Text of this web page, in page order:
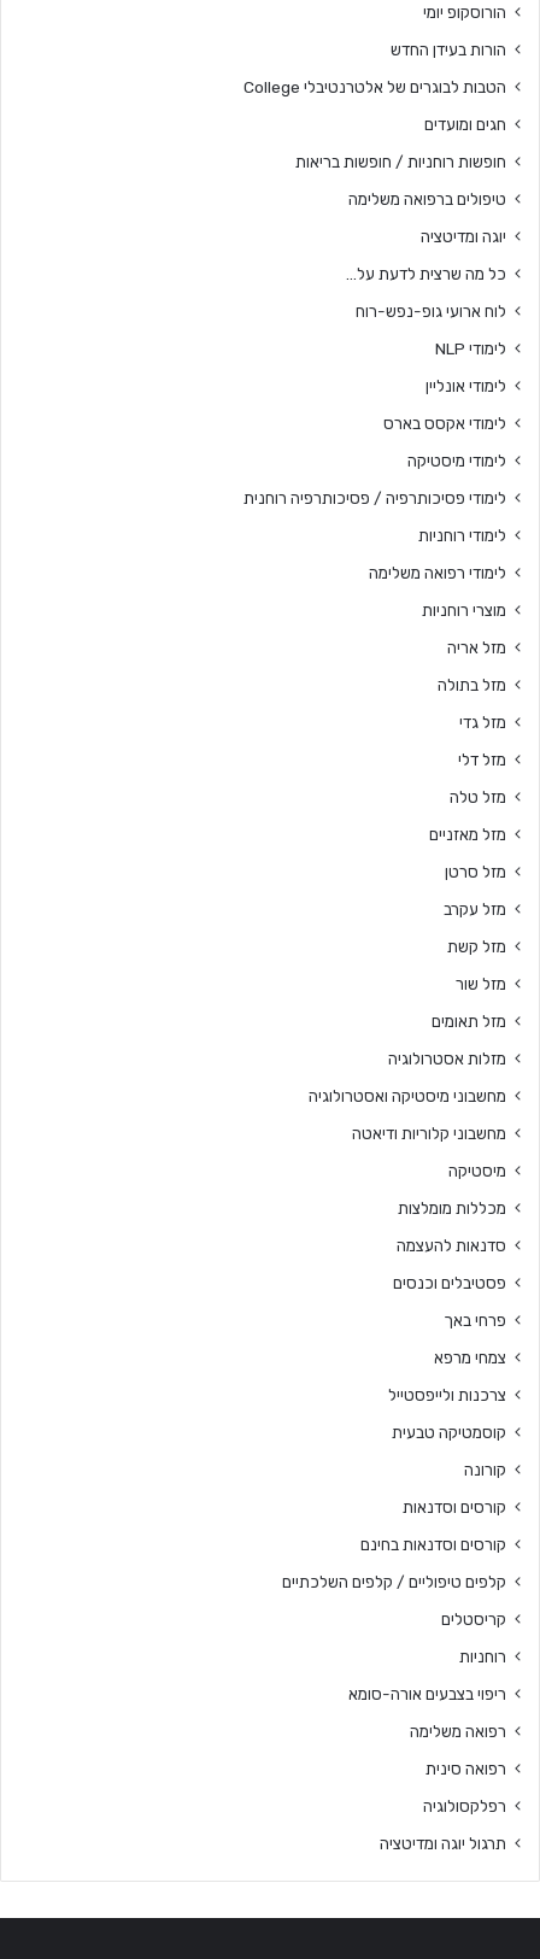
הורוסקופ יומי
הורות בעידן החדש
הטבות לבוגרים של אלטרנטיבלי College
חגים ומועדים
חופשות רוחניות / חופשות בריאות
טיפולים ברפואה משלימה
יוגה ומדיטציה
כל מה שרצית לדעת על…
לוח ארועי גופ-נפש-רוח
לימודי NLP
לימודי אונליין
לימודי אקסס בארס
לימודי מיסטיקה
לימודי פסיכותרפיה / פסיכותרפיה רוחנית
לימודי רוחניות
לימודי רפואה משלימה
מוצרי רוחניות
מזל אריה
מזל בתולה
מזל גדי
מזל דלי
מזל טלה
מזל מאזניים
מזל סרטן
מזל עקרב
מזל קשת
מזל שור
מזל תאומים
מזלות אסטרולוגיה
מחשבוני מיסטיקה ואסטרולוגיה
מחשבוני קלוריות ודיאטה
מיסטיקה
מכללות מומלצות
סדנאות להעצמה
פסטיבלים וכנסים
פרחי באך
צמחי מרפא
צרכנות ולייפסטייל
קוסמטיקה טבעית
קורונה
קורסים וסדנאות
קורסים וסדנאות בחינם
קלפים טיפוליים / קלפים השלכתיים
קריסטלים
רוחניות
ריפוי בצבעים אורה-סומא
רפואה משלימה
רפואה סינית
רפלקסולוגיה
תרגול יוגה ומדיטציה